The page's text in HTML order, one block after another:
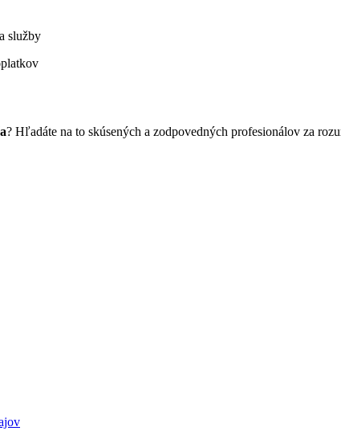
služby
? Hľadáte na to skúsených a zodpovedných profesionálov za